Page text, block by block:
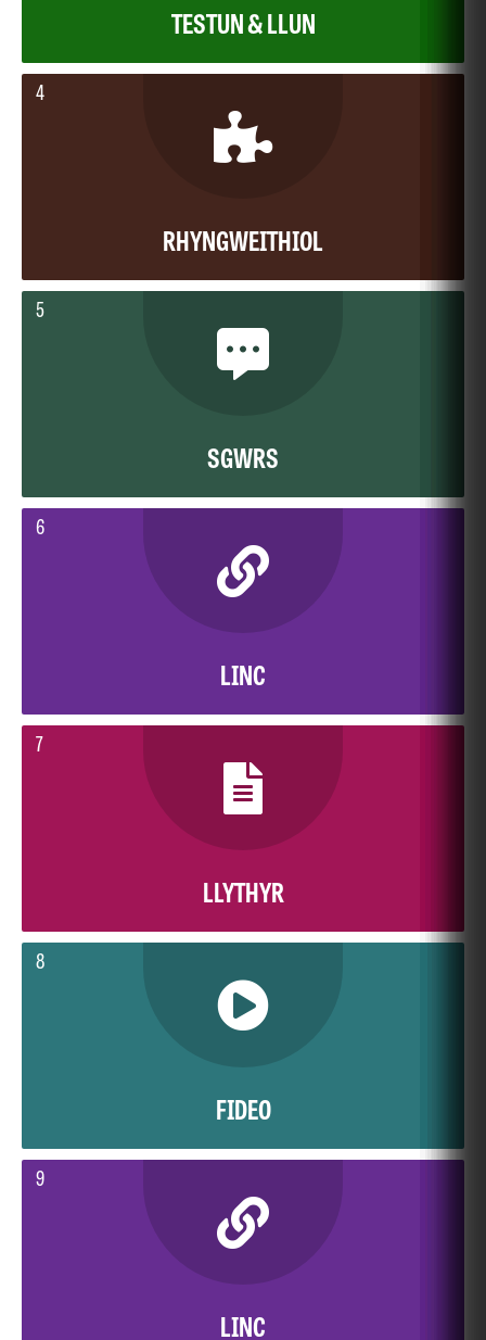
TESTUN & LLUN
4
RHYNGWEITHIOL
5
SGWRS
6
LINC
7
LLYTHYR
8
FIDEO
9
LINC